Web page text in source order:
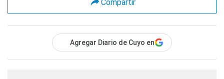
Compartir
Agregar Diario de Cuyo en